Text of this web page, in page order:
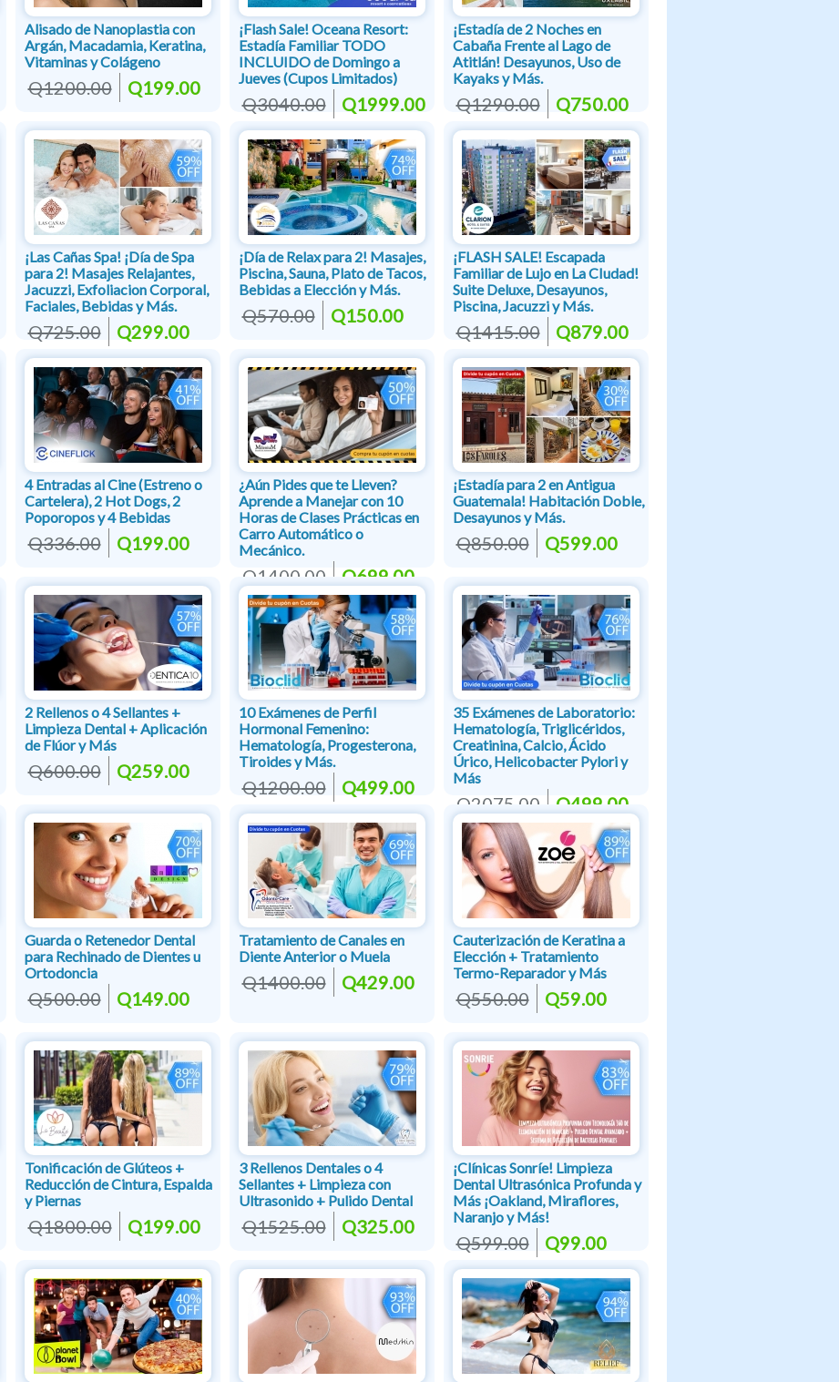
Alisado de Nanoplastia con
Argán, Macadamia, Keratina,
Vitaminas y Colágeno
Q1200.00 Q199.00
¡Flash Sale! Oceana Resort:
Estadía Familiar TODO
INCLUIDO de Domingo a
Jueves (Cupos Limitados)
Q3040.00 Q1999.00
¡Estadía de 2 Noches en
Cabaña Frente al Lago de
Atitlán! Desayunos, Uso de
Kayaks y Más.
Q1290.00 Q750.00
¡Las Cañas Spa! ¡Día de Spa
para 2! Masajes Relajantes,
Jacuzzi, Exfoliacion Corporal,
Faciales, Bebidas y Más.
Q725.00 Q299.00
¡Día de Relax para 2! Masajes,
Piscina, Sauna, Plato de Tacos,
Bebidas a Elección y Más.
Q570.00 Q150.00
¡FLASH SALE! Escapada
Familiar de Lujo en La CIudad!
Suite Deluxe, Desayunos,
Piscina, Jacuzzi y Más.
Q1415.00 Q879.00
4 Entradas al Cine (Estreno o
Cartelera), 2 Hot Dogs, 2
Poporopos y 4 Bebidas
Q336.00 Q199.00
¿Aún Pides que te Lleven?
Aprende a Manejar con 10
Horas de Clases Prácticas en
Carro Automático o
Mecánico.
Q1400.00 Q699.00
¡Estadía para 2 en Antigua
Guatemala! Habitación Doble,
Desayunos y Más.
Q850.00 Q599.00
2 Rellenos o 4 Sellantes +
Limpieza Dental + Aplicación
de Flúor y Más
Q600.00 Q259.00
10 Exámenes de Perfil
Hormonal Femenino:
Hematología, Progesterona,
Tiroides y Más.
Q1200.00 Q499.00
35 Exámenes de Laboratorio:
Hematología, Triglicéridos,
Creatinina, Calcio, Ácido
Úrico, Helicobacter Pylori y
Más
Q2075.00 Q499.00
Guarda o Retenedor Dental
para Rechinado de Dientes u
Ortodoncia
Q500.00 Q149.00
Tratamiento de Canales en
Diente Anterior o Muela
Q1400.00 Q429.00
Cauterización de Keratina a
Elección + Tratamiento
Termo-Reparador y Más
Q550.00 Q59.00
Tonificación de Glúteos +
Reducción de Cintura, Espalda
y Piernas
Q1800.00 Q199.00
3 Rellenos Dentales o 4
Sellantes + Limpieza con
Ultrasonido + Pulido Dental
Q1525.00 Q325.00
¡Clínicas Sonríe! Limpieza
Dental Ultrasónica Profunda y
Más ¡Oakland, Miraflores,
Naranjo y Más!
Q599.00 Q99.00